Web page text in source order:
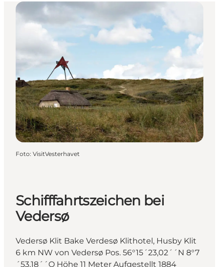
Foto: VisitVesterhavet
Schifffahrtszeichen bei
Vedersø
Vedersø Klit Bake Verdesø Klithotel, Husby Klit
6 km NW von Vedersø Pos. 56°15´23,02´´N 8°7
´53,18´´O Höhe 11 Meter Aufgestellt 1884